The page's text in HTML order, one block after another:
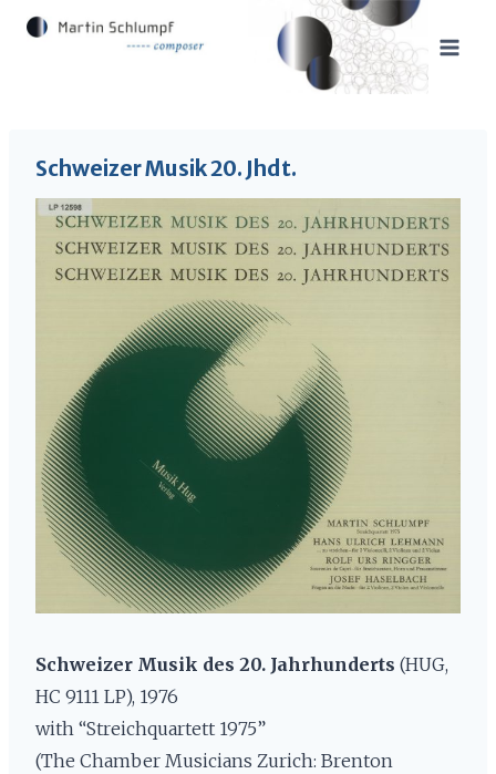
Skip
Schweizer Musik 20. Jhdt.
Schweizer Musik des 20. Jahrhunderts (HUG,
HC 9111 LP), 1976
with “Streichquartett 1975”
(The Chamber Musicians Zurich: Brenton